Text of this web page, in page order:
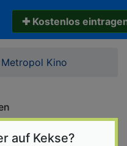
✚ Kostenlos
Kino
auf Kekse?